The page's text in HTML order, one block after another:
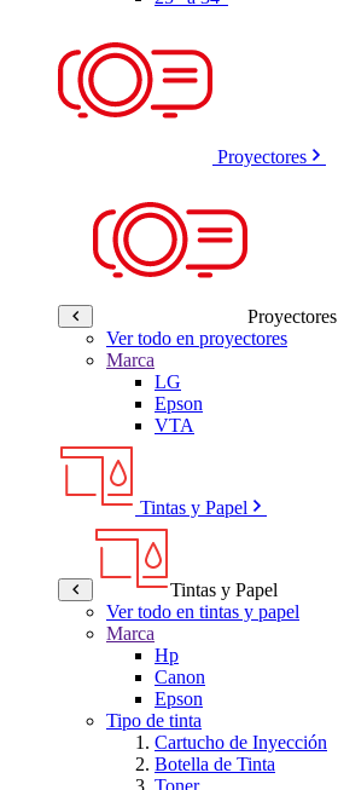
Proyectores
Proyectores
Ver todo en proyectores
Marca
LG
Epson
VTA
Tintas y Papel
Tintas y Papel
Ver todo en tintas y papel
Marca
Hp
Canon
Epson
Tipo de tinta
Cartucho de Inyección
Botella de Tinta
Toner